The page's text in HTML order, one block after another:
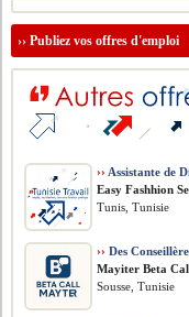
››Publiez vos offres d'emploi
›› Assistante de
Easy Fashhion
Tunis, Tunisie
›› Des
Mayiter Beta
Sousse, Tunisie